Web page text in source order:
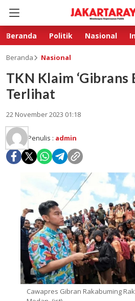
Beranda Politik Nasional
Beranda Nasional
TKN Klaim ‘Gibrans
Terlihat
22 November 2023 01:18
Penulis : admin
Cawapres Gibran Rakabuming